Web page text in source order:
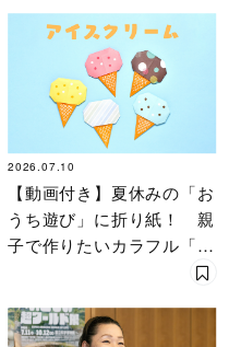
2026.07.10
【動画付き】夏休みの「お
うち遊び」に折り紙！ 親
子で作りたいカラフル「ア
イスクリーム」の折り方